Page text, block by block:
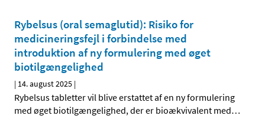
Rybelsus (oral semaglutid): Risiko for
medicineringsfejl i forbindelse med
introduktion af ny formulering med øget
biotilgængelighed
| 14. august 2025 |
Rybelsus tabletter vil blive erstattet af en ny formulering
med øget biotilgængelighed, der er bioækvivalent med…